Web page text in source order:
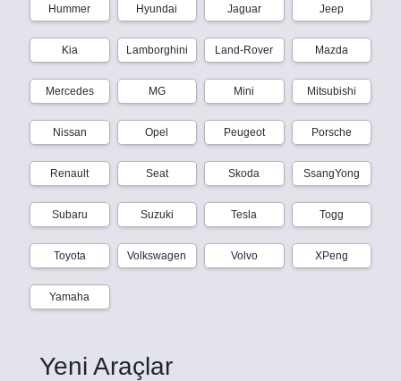
Hummer Hyundai Jaguar Jeep
Kia Lamborghini Land-Rover Mazda
Mercedes MG Mini Mitsubishi
Nissan Opel Peugeot Porsche
Renault Seat Skoda SsangYong
Subaru Suzuki Tesla Togg
Toyota Volkswagen Volvo XPeng
Yamaha
Yeni Araçlar